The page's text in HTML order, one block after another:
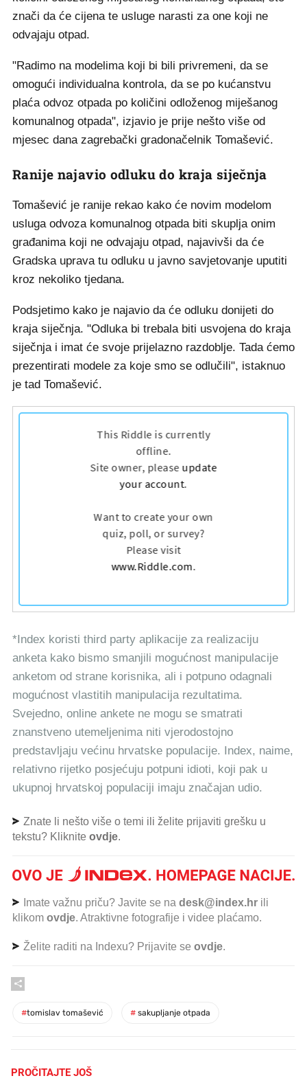
znači da će cijena te usluge narasti za one koji ne
odvajaju otpad.
"Radimo na modelima koji bi bili privremeni, da se
omogući individualna kontrola, da se po kućanstvu
plaća odvoz otpada po količini odloženog miješanog
komunalnog otpada", izjavio je prije nešto više od
mjesec dana zagrebački gradonačelnik Tomašević.
Ranije najavio odluku do kraja siječnja
Tomašević je ranije rekao kako će novim modelom
usluga odvoza komunalnog otpada biti skuplja onim
građanima koji ne odvajaju otpad, najavivši da će
Gradska uprava tu odluku u javno savjetovanje uputiti
kroz nekoliko tjedana.
Podsjetimo kako je najavio da će odluku donijeti do
kraja siječnja. "Odluka bi trebala biti usvojena do kraja
siječnja i imat će svoje prijelazno razdoblje. Tada ćemo
prezentirati modele za koje smo se odlučili", istaknuo
je tad Tomašević.
*Index koristi third party aplikacije za realizaciju
anketa kako bismo smanjili mogućnost manipulacije
anketom od strane korisnika, ali i potpuno odagnali
mogućnost vlastitih manipulacija rezultatima.
Svejedno, online ankete ne mogu se smatrati
znanstveno utemeljenima niti vjerodostojno
predstavljaju većinu hrvatske populacije. Index, naime,
relativno rijetko posjećuju potpuni idioti, koji pak u
ukupnoj hrvatskoj populaciji imaju značajan udio.
Znate li nešto više o temi ili želite prijaviti grešku u
tekstu? Kliknite ovdje.
Imate važnu priču? Javite se na desk@index.hr ili
klikom ovdje. Atraktivne fotografije i videe plaćamo.
Želite raditi na Indexu? Prijavite se ovdje.
#tomislav tomašević # sakupljanje otpada
PROČITAJTE JOŠ